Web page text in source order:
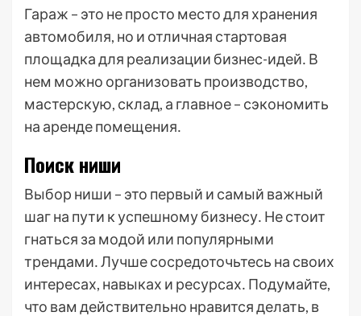
Гараж – это не просто место для хранения
автомобиля, но и отличная стартовая
площадка для реализации бизнес-идей․ В
нем можно организовать производство,
мастерскую, склад, а главное – сэкономить
на аренде помещения․
Поиск ниши
Выбор ниши – это первый и самый важный
шаг на пути к успешному бизнесу․ Не стоит
гнаться за модой или популярными
трендами․ Лучше сосредоточьтесь на своих
интересах, навыках и ресурсах․ Подумайте,
что вам действительно нравится делать, в